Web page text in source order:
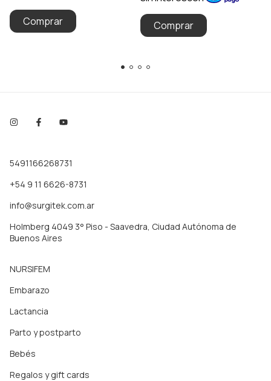
5491166268731
+54 9 11 6626-8731
info@surgitek.com.ar
Holmberg 4049 3° Piso - Saavedra, Ciudad Autónoma de
Buenos Aires
NURSIFEM
Embarazo
Lactancia
Parto y postparto
Bebés
Regalos y gift cards